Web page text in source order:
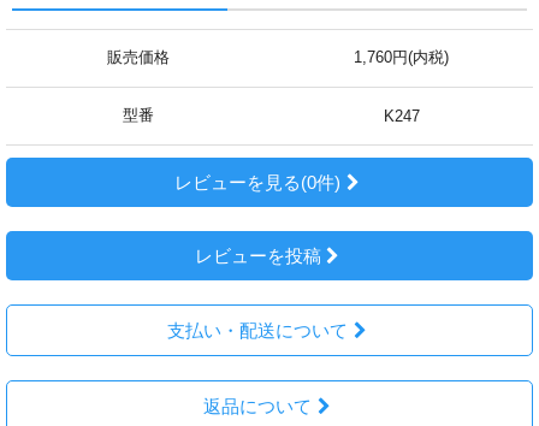
販売価格 1,760円(内税)
型番 K247
レビューを見る(0件)
レビューを投稿
支払い・配送について
返品について